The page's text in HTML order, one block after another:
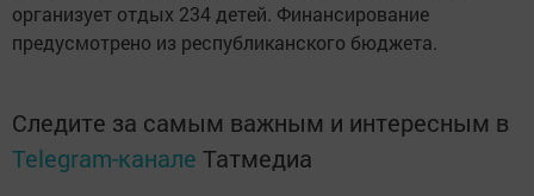
организует отдых 234 детей. Финансирование
предусмотрено из республиканского бюджета.
Следите за самым важным и интересным в
Telegram-канале Татмедиа